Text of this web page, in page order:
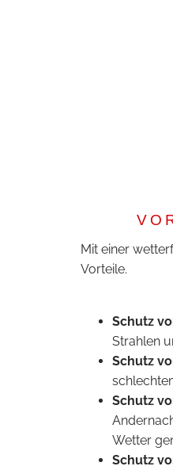
Mit einer
Vorteile.
Schutz
Strahlen
Schutz
Schutz
Wetter
Schutz